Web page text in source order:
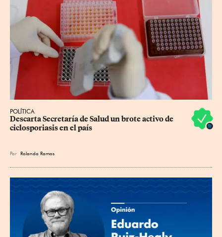
POLÍTICA
Descarta Secretaría de Salud un brote activo de
ciclosporiasis en el país
Por Rolando Ramos